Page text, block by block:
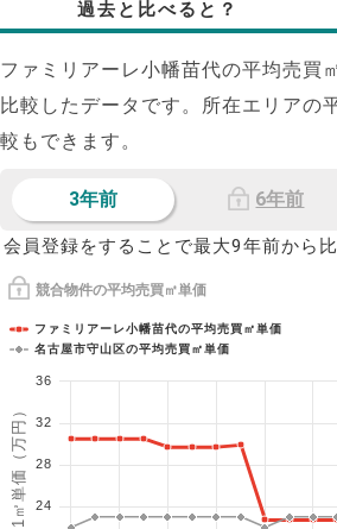
過去と比べると？
ファミリアーレ小幡苗代の平均売買
比較したデータです。所在エリアの
較もできます。
3年前 6年前
会員登録をすることで最大9年前から
競合物件の平均売買㎡単価
1㎡単価（万円）
ファミリアーレ小幡苗代の平均売買㎡単価
名古屋市守山区の平均売買㎡単価
24
28
32
36